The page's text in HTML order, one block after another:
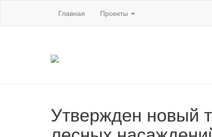
Главная Проекты
Утвержден новый